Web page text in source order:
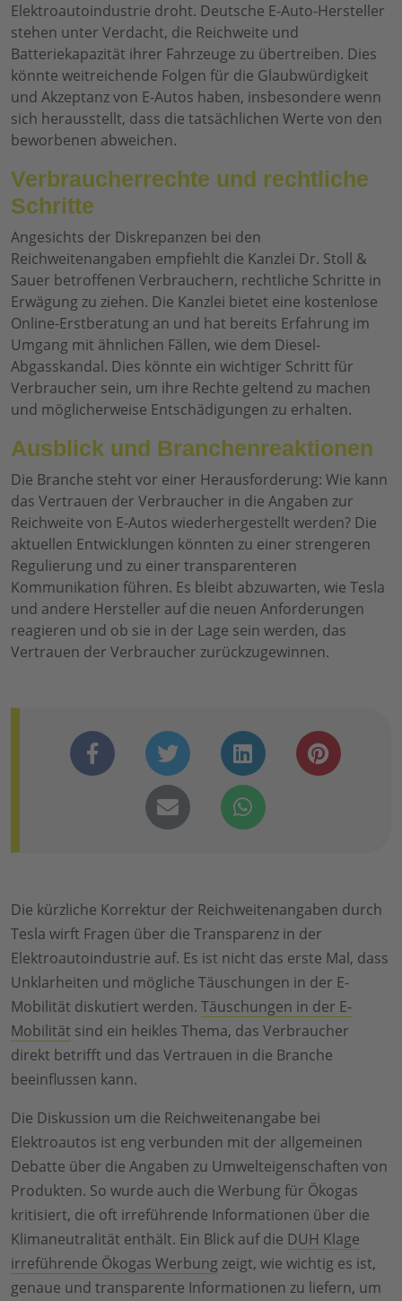
Elektroautoindustrie droht. Deutsche E-Auto-Hersteller
stehen unter Verdacht, die Reichweite und
Batteriekapazität ihrer Fahrzeuge zu übertreiben. Dies
könnte weitreichende Folgen für die Glaubwürdigkeit
und Akzeptanz von E-Autos haben, insbesondere wenn
sich herausstellt, dass die tatsächlichen Werte von den
beworbenen abweichen.
Verbraucherrechte und rechtliche
Schritte
Angesichts der Diskrepanzen bei den
Reichweitenangaben empfiehlt die Kanzlei Dr. Stoll &
Sauer betroffenen Verbrauchern, rechtliche Schritte in
Erwägung zu ziehen. Die Kanzlei bietet eine kostenlose
Online-Erstberatung an und hat bereits Erfahrung im
Umgang mit ähnlichen Fällen, wie dem Diesel-
Abgasskandal. Dies könnte ein wichtiger Schritt für
Verbraucher sein, um ihre Rechte geltend zu machen
und möglicherweise Entschädigungen zu erhalten.
Ausblick und Branchenreaktionen
Die Branche steht vor einer Herausforderung: Wie kann
das Vertrauen der Verbraucher in die Angaben zur
Reichweite von E-Autos wiederhergestellt werden? Die
aktuellen Entwicklungen könnten zu einer strengeren
Regulierung und zu einer transparenteren
Kommunikation führen. Es bleibt abzuwarten, wie Tesla
und andere Hersteller auf die neuen Anforderungen
reagieren und ob sie in der Lage sein werden, das
Vertrauen der Verbraucher zurückzugewinnen.
Die kürzliche Korrektur der Reichweitenangaben durch
Tesla wirft Fragen über die Transparenz in der
Elektroautoindustrie auf. Es ist nicht das erste Mal, dass
Unklarheiten und mögliche Täuschungen in der E-
Mobilität diskutiert werden. Täuschungen in der E-
Mobilität sind ein heikles Thema, das Verbraucher
direkt betrifft und das Vertrauen in die Branche
beeinflussen kann.
Die Diskussion um die Reichweitenangabe bei
Elektroautos ist eng verbunden mit der allgemeinen
Debatte über die Angaben zu Umwelteigenschaften von
Produkten. So wurde auch die Werbung für Ökogas
kritisiert, die oft irreführende Informationen über die
Klimaneutralität enthält. Ein Blick auf die DUH Klage
irreführende Ökogas Werbung zeigt, wie wichtig es ist,
genaue und transparente Informationen zu liefern, um